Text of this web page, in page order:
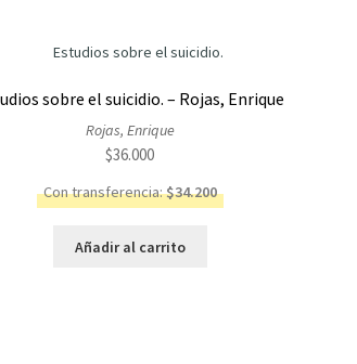
sobre el suicidio. – Rojas, Enrique
Rojas, Enrique
$36.000
Con transferencia:$34.200
Añadir al carrito